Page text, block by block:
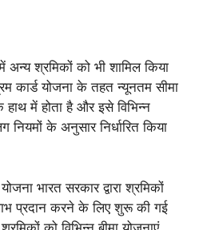
श्रमिकों को भी शामिल किया
कार्ड योजना के तहत न्यूनतम सीमा
हाथ में होता है और इसे विभिन्न
के अनुसार निर्धारित किया
भारत सरकार द्वारा श्रमिकों
प्रदान करने के लिए शुरू की गई